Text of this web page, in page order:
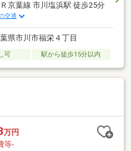
Ｒ京葉線 市川塩浜駅 徒歩25分
交通
県市川市福栄４丁目
可 駅から徒歩15分以内
万円
等-